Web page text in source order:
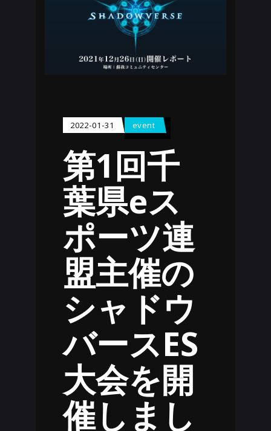
2022-01-31 event
第1回千
葉県eス
ポーツ連
盟主催の
シャドウ
バースES
大会を開
催しまし